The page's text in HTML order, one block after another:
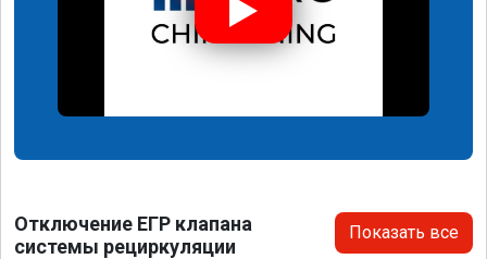
Отключение ЕГР клапана
системы рециркуляции
Показать все